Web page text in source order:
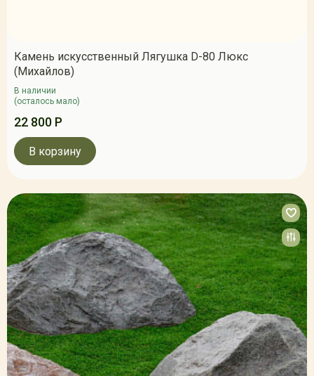
Камень искусственный Лягушка D-80 Люкс
(Михайлов)
В наличии
(осталось мало)
22 800 Р
В корзину